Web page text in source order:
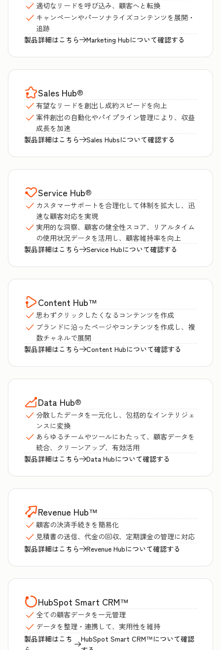
適切なリードを呼び込み、顧客へと転換
キャンペーンやパーソナライズコンテンツを展開・
追跡
製品詳細はこちら
Marketing Hubについて確認する
Sales Hub®
有望なリードを創出し成約スピードを向上
案件創出の自動化やパイプライン管理により、収益
成長を加速
製品詳細はこちら
Sales Hubsについて確認する
Service Hub®
カスタマーサポートを合理化して体制を拡大し、迅
速な顧客対応を実現
実用的な洞察、顧客の健全性スコア、リアルタイム
の使用状況データを活用し、顧客維持率を向上
製品詳細はこちら
Service Hubについて確認する
Content Hub™
思わずクリックしたくなるコンテンツを作成
ブランドに沿ったページやコンテンツを作成し、複
数チャネルで展開
製品詳細はこちら
Content Hubについて確認する
Data Hub®
分散したデータを一元化し、包括的なインテリジェ
ンスに変換
あらゆるチームやツールにわたって、顧客データを
統合、クリーンアップ、有効活用
製品詳細はこちら
Data Hubについて確認する
Revenue Hub™
顧客の決済手続きを簡易化
見積書の送信、代金の回収、定期課金の管理に対応
製品詳細はこちら
Revenue Hubについて確認する
HubSpot Smart CRM™
全ての顧客データを一元管理
データを整理・連携して、実用性を維持
製品詳細はこち
HubSpot Smart CRM™について確認